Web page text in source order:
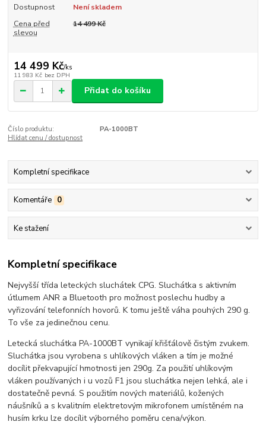
Dostupnost
Není skladem
Cena před
slevou
14 499 Kč
14 499 Kč/ks
11 983 Kč bez DPH
Přidat do košíku
Číslo produktu:
PA-1000BT
Hlídat cenu / dostupnost
Kompletní specifikace
Komentáře 0
Ke stažení
Kompletní specifikace
Nejvyšší třída leteckých sluchátek CPG. Sluchátka s aktivním
útlumem ANR a Bluetooth pro možnost poslechu hudby a
vyřizování telefonních hovorů. K tomu ještě váha pouhých 290 g.
To vše za jedinečnou cenu.
Letecká sluchátka PA-1000BT vynikají křišťálově čistým zvukem.
Sluchátka jsou vyrobena s uhlíkových vláken a tím je možné
docílit překvapující hmotnosti jen 290g. Za použití uhlíkovým
vláken používaných i u vozů F1 jsou sluchátka nejen lehká, ale i
dostatečně pevná. S použitím nových materiálů, kožených
náušníků a s kvalitním elektretovým mikrofonem umístěném na
husím krku lze docílit výborného poměru cena/výkon.